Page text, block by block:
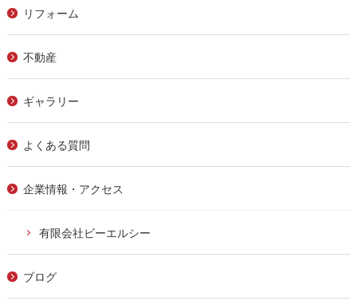
リフォーム
不動産
ギャラリー
よくある質問
企業情報・アクセス
有限会社ビーエルシー
ブログ